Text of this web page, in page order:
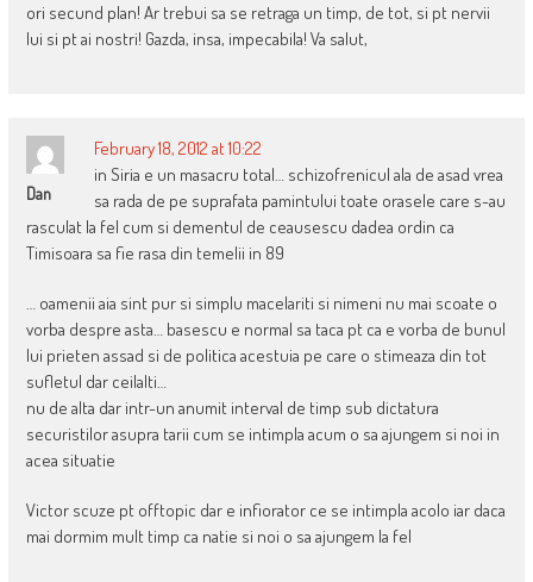
ori secund plan! Ar trebui sa se retraga un timp, de tot, si pt nervii
lui si pt ai nostri! Gazda, insa, impecabila! Va salut,
Dan
February 18, 2012 at 10:22
in Siria e un masacru total… schizofrenicul ala de asad vrea
sa rada de pe suprafata pamintului toate orasele care s-au
rasculat la fel cum si dementul de ceausescu dadea ordin ca
Timisoara sa fie rasa din temelii in 89
… oamenii aia sint pur si simplu macelariti si nimeni nu mai scoate o
vorba despre asta… basescu e normal sa taca pt ca e vorba de bunul
lui prieten assad si de politica acestuia pe care o stimeaza din tot
sufletul dar ceilalti…
nu de alta dar intr-un anumit interval de timp sub dictatura
securistilor asupra tarii cum se intimpla acum o sa ajungem si noi in
acea situatie
Victor scuze pt offtopic dar e infiorator ce se intimpla acolo iar daca
mai dormim mult timp ca natie si noi o sa ajungem la fel